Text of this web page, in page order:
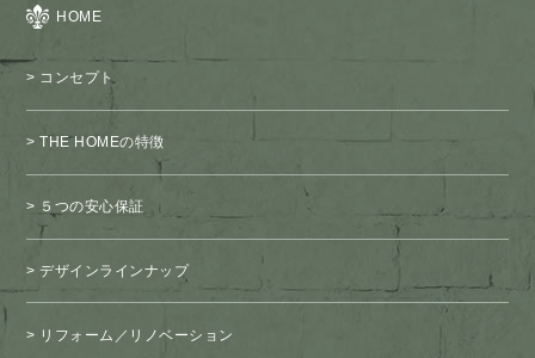
HOME
コンセプト
THE HOMEの特徴
５つの安心保証
デザインラインナップ
リフォーム／リノベーション